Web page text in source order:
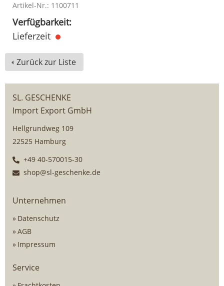
Artikel-Nr.: 1100711
Verfügbarkeit:
Lieferzeit
Zurück zur Liste
SL. GESCHENKE
Import Export GmbH
Hellgrundweg 109
22525 Hamburg
+49 40-570015-30
shop@sl-geschenke.de
Unternehmen
Datenschutz
AGB
Impressum
Service